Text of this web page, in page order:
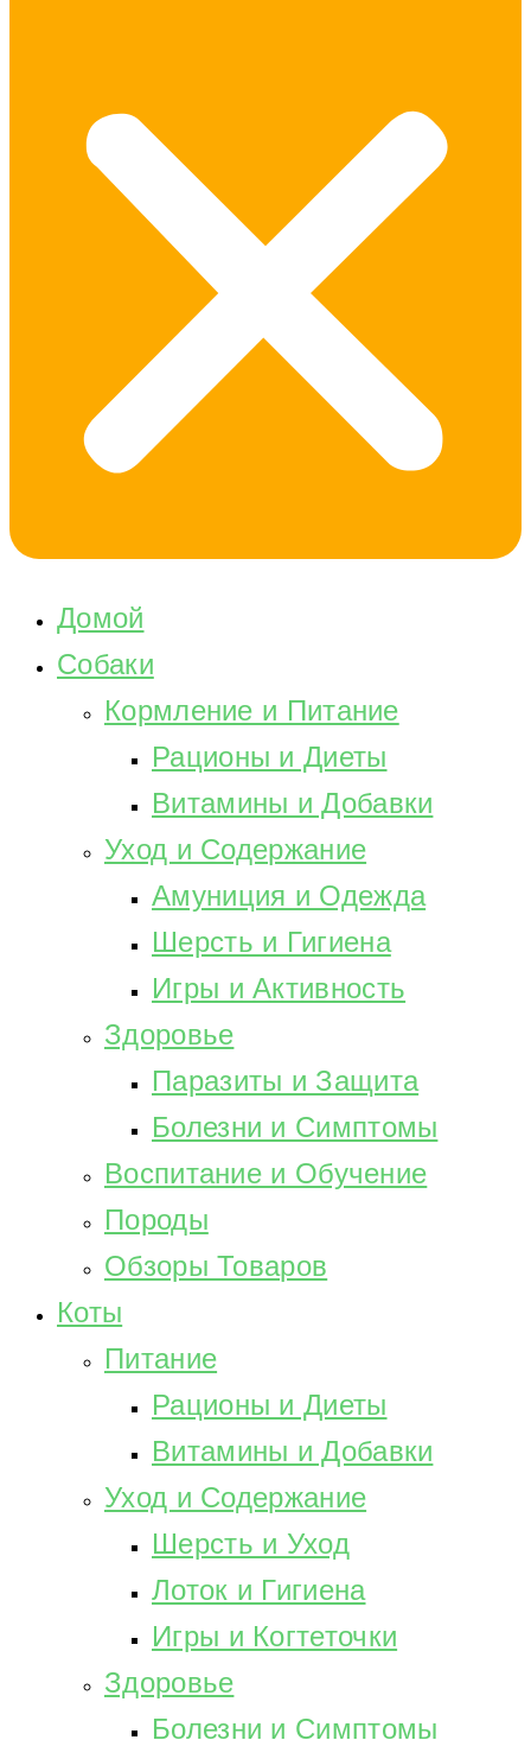
Домой
Собаки
Кормление и Питание
Рационы и Диеты
Витамины и Добавки
Уход и Содержание
Амуниция и Одежда
Шерсть и Гигиена
Игры и Активность
Здоровье
Паразиты и Защита
Болезни и Симптомы
Воспитание и Обучение
Породы
Обзоры Товаров
Коты
Питание
Рационы и Диеты
Витамины и Добавки
Уход и Содержание
Шерсть и Уход
Лоток и Гигиена
Игры и Когтеточки
Здоровье
Болезни и Симптомы